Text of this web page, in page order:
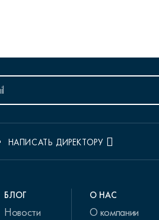
НАПИСАТЬ ДИРЕКТОРУ
БЛОГ
Новости
О НАС
О компании